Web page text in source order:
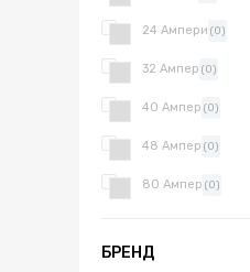
24 Ампери (0)
32 Ампер (0)
40 Ампер (0)
48 Ампер (0)
80 Ампер (0)
БРЕНД